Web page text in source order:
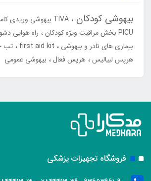
بیهوشی کودکان
TIVA بیهوشی وریدی کامل
PICU بخش مراقبت ویژه کودکان
راه هوایی
بیماری های نادر و بیهوشی
first aid kit
تب
هرپس لبیالیس هرپس فعال بیهوشی عمومی
فروشگاه تجهیزات پزشکی